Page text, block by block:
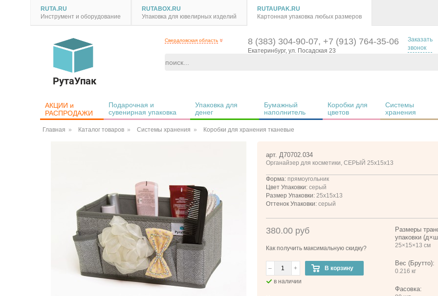
RUTA.RU
Инструмент и оборудование
RUTABOX.RU
Упаковка для ювелирных изделий
RUTAUPAK.RU
Картонная упаковка любых размеров
РутаУпак
Свердловская область 8 (383) 304-90-07, +7 (913) 764-35-06
Екатеринбург, ул. Посадская 23
Заказать
звонок
АКЦИИ и
РАСПРОДАЖИ
Подарочная и
сувенирная упаковка
Упаковка для
денег
Бумажный
наполнитель
Коробки для
цветов
Системы
хранения
Главная Каталог товаров Системы хранения Коробки для хранения тканевые
арт. Д70702.034
Органайзер для косметики, СЕРЫЙ 25x15x13
Форма:прямоугольник
Цвет Упаковки:серый
Размер Упаковки:25x15x13
Оттенок Упаковки:серый
380.00 руб
Как получить максимальную скидку?
– +
В корзину
в наличии
Размеры
упаковки
25×15×13 см
Вес (Брутто):
0.216 кг
Фасовка: